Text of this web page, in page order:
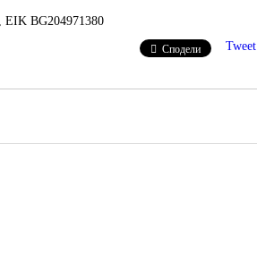
EIK BG204971380
Сподели Tweet